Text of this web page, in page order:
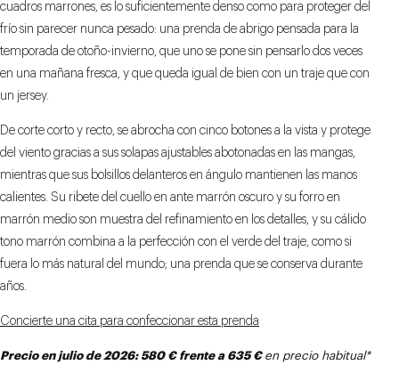
cuadros marrones, es lo suficientemente denso como para proteger del
frío sin parecer nunca pesado: una prenda de abrigo pensada para la
temporada de otoño-invierno, que uno se pone sin pensarlo dos veces
en una mañana fresca, y que queda igual de bien con un traje que con
un jersey.
De corte corto y recto, se abrocha con cinco botones a la vista y protege
del viento gracias a sus solapas ajustables abotonadas en las mangas,
mientras que sus bolsillos delanteros en ángulo mantienen las manos
calientes. Su ribete del cuello en ante marrón oscuro y su forro en
marrón medio son muestra del refinamiento en los detalles, y su cálido
tono marrón combina a la perfección con el verde del traje, como si
fuera lo más natural del mundo; una prenda que se conserva durante
años.
Concierte una cita para confeccionar esta prenda
Precio en juliode 2026: 580 € frente a 635 € en precio habitual*